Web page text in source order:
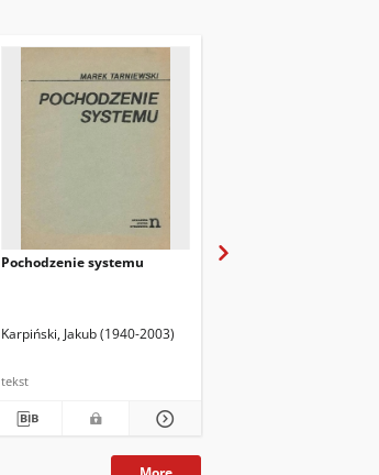
Pochodzenie systemu
Karpiński, Jakub (1940-2003)
tekst